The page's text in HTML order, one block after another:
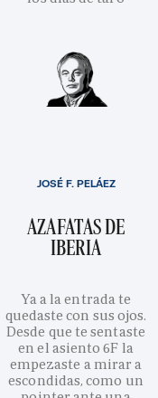
AZAFATAS DE
IBERIA
Ya a la entrada te
quedaste con sus ojos.
Desde que te sentaste
en el asiento 6F la
empezaste a mirar a
escondidas, como un
JOSÉ F. PELÁEZ